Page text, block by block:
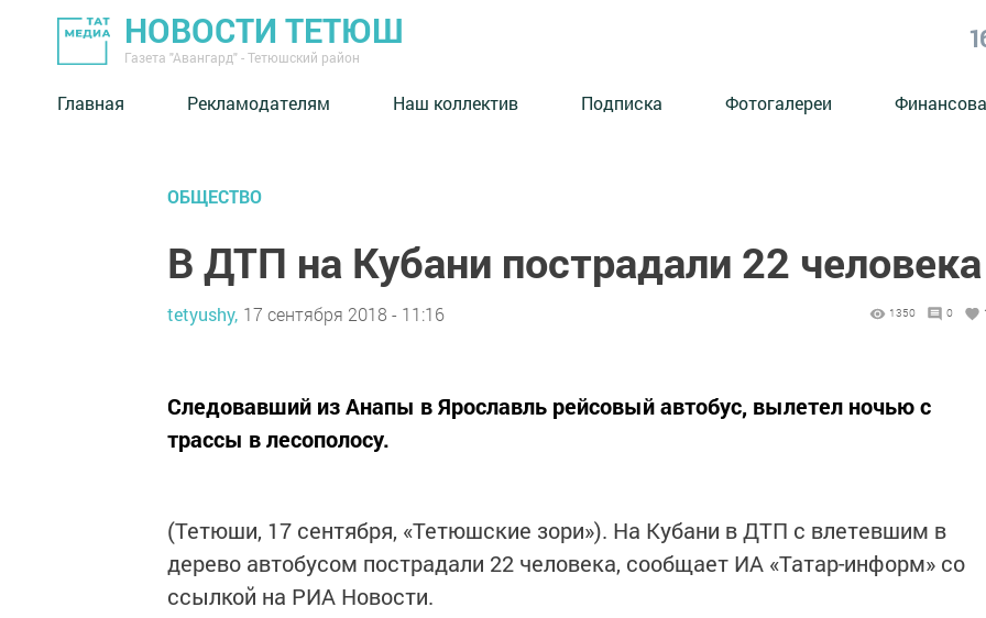
НОВОСТИ ТЕТЮШ
Газета "Авангард" - Тетюшский район
Главная Рекламодателям Наш коллектив Подписка Фотогалереи
ОБЩЕСТВО
В ДТП на Кубани пострадали 22 человека
tetyushy, 17 сентября 2018 - 11:16 1350 0
Следовавший из Анапы в Ярославль рейсовый автобус, вылетел ночью с
трассы в лесополосу.
(Тетюши, 17 сентября, «Тетюшские зори»). На Кубани в ДТП с влетевшим в
дерево автобусом пострадали 22 человека, сообщает ИА «Татар-информ» со
ссылкой на РИА Новости.